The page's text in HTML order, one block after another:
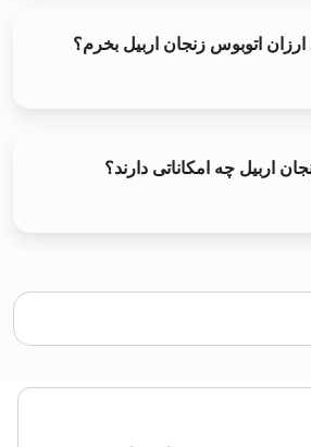
اتوبوس زنجان اربیل بخرم؟
اربیل چه امکاناتی دارند؟